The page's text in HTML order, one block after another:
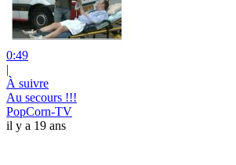
0:49
|
À suivre
Au secours !!!
PopCorn-TV
il y a 19 ans